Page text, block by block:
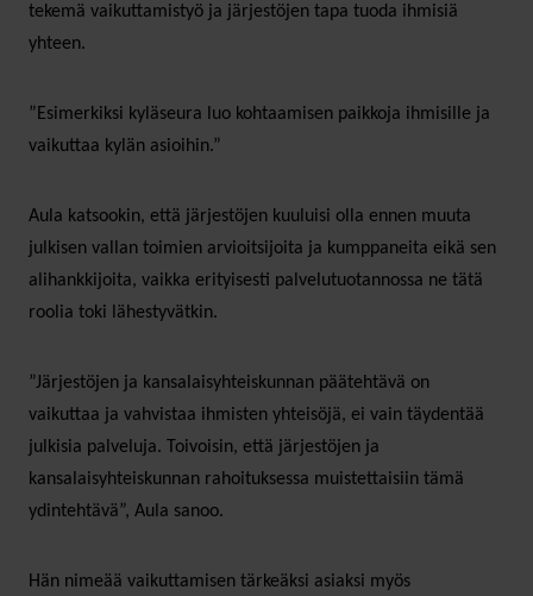
tekemä vaikuttamistyö ja järjestöjen tapa tuoda ihmisiä
yhteen.
”Esimerkiksi kyläseura luo kohtaamisen paikkoja ihmisille ja
vaikuttaa kylän asioihin.”
Aula katsookin, että järjestöjen kuuluisi olla ennen muuta
julkisen vallan toimien arvioitsijoita ja kumppaneita eikä sen
alihankkijoita, vaikka erityisesti palvelutuotannossa ne tätä
roolia toki lähestyvätkin.
”Järjestöjen ja kansalaisyhteiskunnan päätehtävä on
vaikuttaa ja vahvistaa ihmisten yhteisöjä, ei vain täydentää
julkisia palveluja. Toivoisin, että järjestöjen ja
kansalaisyhteiskunnan rahoituksessa muistettaisiin tämä
ydintehtävä”, Aula sanoo.
Hän nimeää vaikuttamisen tärkeäksi asiaksi myös